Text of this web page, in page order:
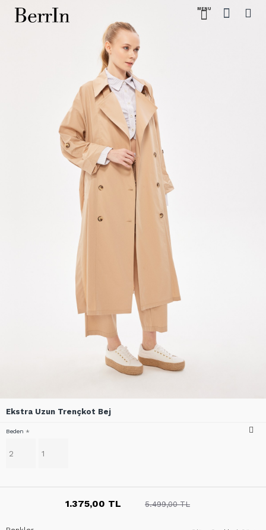
Ekstra Uzun Trençkot Bej
1.375,00 TL 5.499,00 TL
Beden
2 1